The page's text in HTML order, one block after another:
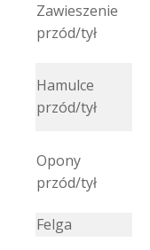
Zawieszenie
przód/tył
Hamulce
przód/tył
Opony
przód/tył
Felga